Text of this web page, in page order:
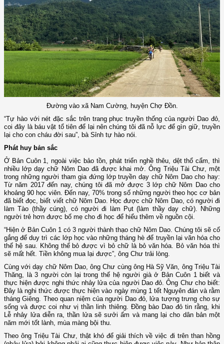
Đường vào xã Nam Cường, huyện Chợ Đồn.
“Tự hào với nét đặc sắc trên trang phục truyền thống của người Dao đỏ,
coi đây là báu vật tổ tiên để lại nên chúng tôi đã nỗ lực để gìn giữ, truyền
lại cho con cháu đời sau”, bà Sỉnh tự hào nói.
Phát huy bản sắc
Ở Bản Cuôn 1, ngoài việc bảo tồn, phát triển nghề thêu, dệt thổ cẩm, thì
nhiều lớp dạy chữ Nôm Dao đã được khai mở. Ông Triệu Tài Chư, một
trong những người tham gia đứng lớp truyền dạy chữ Nôm Dao cho hay:
Từ năm 2017 đến nay, chúng tôi đã mở được 3 lớp chữ Nôm Dao cho
khoảng 90 học viên. Đến nay, 70% trong số những người theo học cơ bản
đã biết đọc, biết viết chữ Nôm Dao. Học được chữ Nôm Dao, có người đi
làm Tào (thầy cúng), có người đi làm Pụt (làm thầy dạy chữ). Những
người trẻ hơn được bố mẹ cho đi học để hiểu thêm về nguồn cội.
“Hiện ở Bản Cuôn 1 có 3 người thành thạo chữ Nôm Dao. Chúng tôi sẽ cố
gắng để duy trì các lớp học vào những tháng hè để truyền lại văn hóa cho
thế hệ sau. Không thể bỏ được vì bỏ chữ là bỏ văn hóa. Bỏ văn hóa thì
sẽ mất hết. Tiền không mua lại được”, ông Chư trải lòng.
Cùng với dạy chữ Nôm Dao, ông Chư cùng ông Hà Sỹ Văn, ông Triệu Tài
Thăng, là 3 người còn lại trong thế hệ người già ở Bản Cuôn 1 biết và
thực hiện được nghi thức nhảy lửa của người Dao đỏ. Ông Chư cho biết:
Đây là nghi thức được thực hiện vào ngày mùng 1 tết Nguyên đán và rằm
tháng Giêng. Theo quan niệm của người Dao đỏ, lửa tượng trưng cho sự
sống và được coi như vị thần linh thiêng. Đồng bào Dao đỏ tin rằng, khi
Lễ nhảy lửa diễn ra, thần lửa sẽ sưởi ấm và mang lại cho dân bản một
năm mới tốt lành, mùa màng bội thu.
Theo ông Triệu Tài Chư, thật khó để giải thích về việc đi trên than hồng